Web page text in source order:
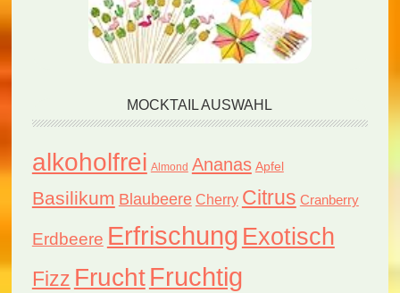
MOCKTAIL AUSWAHL
alkoholfrei Almond Ananas Apfel
Basilikum Blaubeere Cherry Citrus Cranberry
Erdbeere Erfrischung Exotisch
Fizz FruchtFruchtig